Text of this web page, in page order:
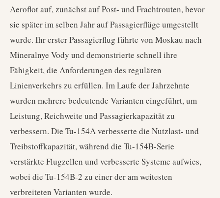
Aeroflot auf, zunächst auf Post- und Frachtrouten, bevor
sie später im selben Jahr auf Passagierflüge umgestellt
wurde. Ihr erster Passagierflug führte von Moskau nach
Mineralnye Vody und demonstrierte schnell ihre
Fähigkeit, die Anforderungen des regulären
Linienverkehrs zu erfüllen. Im Laufe der Jahrzehnte
wurden mehrere bedeutende Varianten eingeführt, um
Leistung, Reichweite und Passagierkapazität zu
verbessern. Die Tu-154A verbesserte die Nutzlast- und
Treibstoffkapazität, während die Tu-154B-Serie
verstärkte Flugzellen und verbesserte Systeme aufwies,
wobei die Tu-154B-2 zu einer der am weitesten
verbreiteten Varianten wurde.